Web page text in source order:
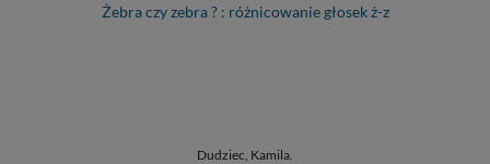
Żebra czy zebra ? : różnicowanie głosek ż-z
Dudziec, Kamila.